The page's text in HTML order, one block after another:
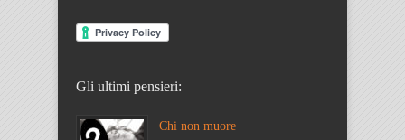
Gli ultimi pensieri:
Chi non muore